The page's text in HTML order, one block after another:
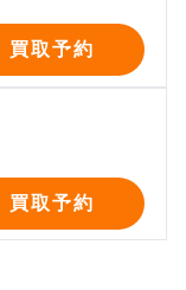
買取予約
買取予約